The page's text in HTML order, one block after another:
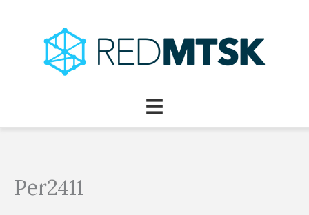
contenido
Per2411